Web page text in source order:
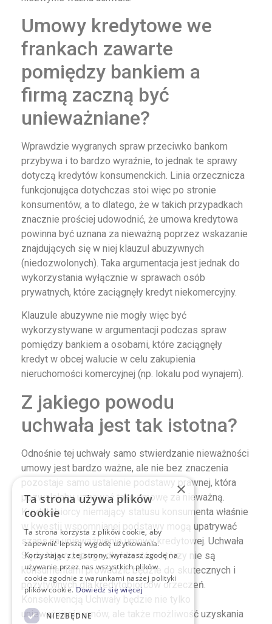
Umowy kredytowe we
frankach zawarte
pomiędzy bankiem a
firmą zaczną być
unieważniane?
Wprawdzie wygranych spraw przeciwko bankom
przybywa i to bardzo wyraźnie, to jednak te sprawy
dotyczą kredytów konsumenckich. Linia orzecznicza
funkcjonująca dotychczas stoi więc po stronie
konsumentów, a to dlatego, że w takich przypadkach
znacznie prościej udowodnić, że umowa kredytowa
powinna być uznana za nieważną poprzez wskazanie
znajdujących się w niej klauzul abuzywnych
(niedozwolonych). Taka argumentacja jest jednak do
wykorzystania wyłącznie w sprawach osób
prywatnych, które zaciągnęły kredyt niekomercyjny.
Klauzule abuzywne nie mogły więc być
wykorzystywane w argumentacji podczas spraw
pomiędzy bankiem a osobami, które zaciągnęły
kredyt w obcej walucie w celu zakupienia
nieruchomości komercyjnej (np. lokalu pod wynajem).
Z jakiego powodu
uchwała jest tak istotna?
Odnośnie tej uchwały samo stwierdzanie nieważności
umowy jest bardzo ważne, ale nie bez znaczenia
pozostaje samo ustalenie podstawy prawnej, która
pozwalałaby uznawać taką umowę za nieważną.
Kredytobiorcy niemający statusu konsumenta właśnie
w kwestii wspomnianej podstawy mogą upatrywać
szans na unieważnienie umowy kredytowej. Uchwała
Sądu Najwyższego dla klientów, którzy nie są
konsumentami prowadzić będzie do skutecznych i
pozytywnych dla kredytobiorców orzeczeń.
Konsekwencją Uchwały będzie nie tylko
unieważnianie umów, ale także możliwość uzyskania
×
Ta strona używa plików
cookie
Ta strona korzysta z plików cookie, aby
zapewnić lepszą wygodę użytkowania.
Korzystając z tej strony, wyrażasz zgodę na
używanie przez nas wszystkich plików
cookie zgodnie z warunkami naszej polityki
plików cookie. Dowiedz się więcej
NIEZBĘDNE